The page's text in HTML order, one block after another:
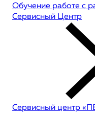
Обучение работе с
Сервисный Центр
Сервисный центр